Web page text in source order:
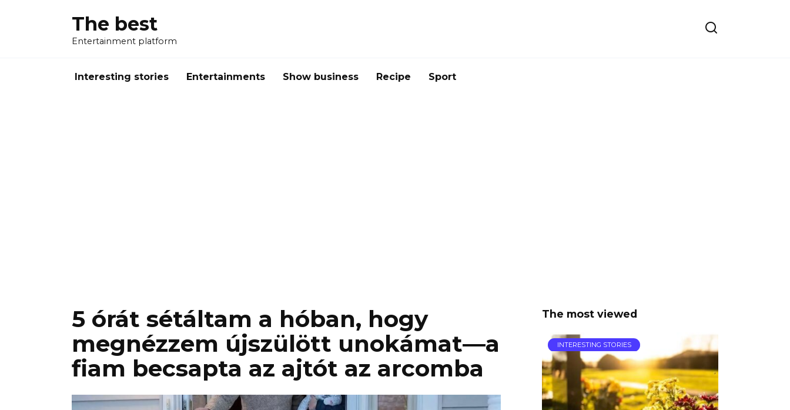
The best
Entertainment platform
Interesting stories Entertainments Show business Recipe Sport
5 órát sétáltam a hóban, hogy
megnézzem újszülött unokámat—a
fiam becsapta az ajtót az arcomba
The most viewed
INTERESTING STORIES